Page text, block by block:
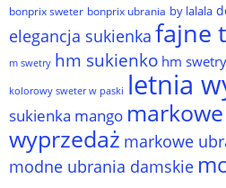
bonprix sweter bonprix ubrania by lalala
elegancja sukienka fajne
m swetry hm sukienko hm
kolorowy sweter w paski letnia
sukienka mango
wyprzedaż markowe
modne ubrania damskie